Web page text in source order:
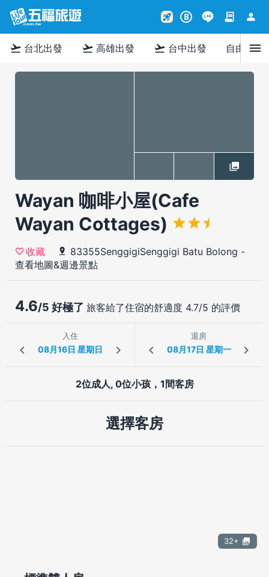
rocket_launch B contract person
flight_takeoff 台北出發 flight_takeoff 高雄出發 flight_takeoff 台中出發 自由行menu
Wayan 咖啡小屋(Cafe
Wayan Cottages)
收藏 83355SenggigiSenggigi Batu Bolong -
查看地圖&週邊景點
4.6/5 好極了 旅客給了住宿的舒適度 4.7/5 的評價
入住 退房
2位成人, 0位小孩，1間客房
選擇客房
32+